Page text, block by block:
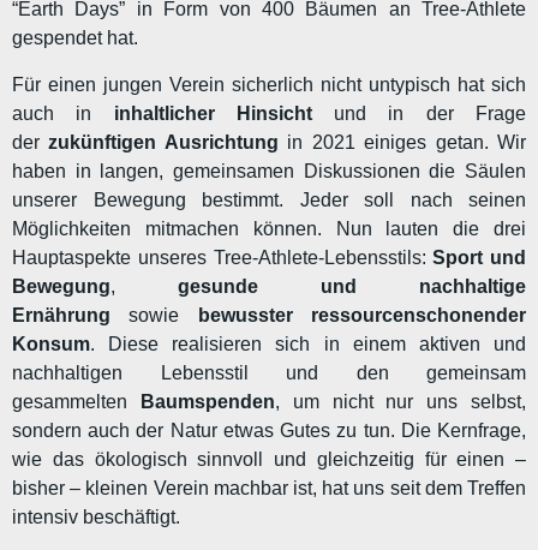
“Earth Days” in Form von 400 Bäumen an Tree-Athlete
gespendet hat.
Für einen jungen Verein sicherlich nicht untypisch hat sich
auch in inhaltlicher Hinsichtund in der Frage
derzukünftigen Ausrichtung in 2021 einiges getan. Wir
haben in langen, gemeinsamen Diskussionen die Säulen
unserer Bewegung bestimmt. Jeder soll nach seinen
Möglichkeiten mitmachen können. Nun lauten die drei
Hauptaspekte unseres Tree-Athlete-Lebensstils:Sport und
Bewegung, gesunde und nachhaltige
Ernährung sowie
bewusster ressourcenschonender
Konsum. Diese realisieren sich in einem aktiven und
nachhaltigen Lebensstil und den gemeinsam
gesammelten
Baumspenden, um nicht nur uns selbst,
sondern auch der Natur etwas Gutes zu tun. Die Kernfrage,
wie das ökologisch sinnvoll und gleichzeitig für einen –
bisher – kleinen Verein machbar ist, hat uns seit dem Treffen
intensiv beschäftigt.